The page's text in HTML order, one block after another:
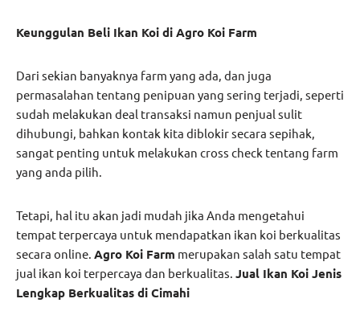
Keunggulan Beli Ikan Koi di Agro Koi Farm
Dari sekian banyaknya farm yang ada, dan juga
permasalahan tentang penipuan yang sering terjadi, seperti
sudah melakukan deal transaksi namun penjual sulit
dihubungi, bahkan kontak kita diblokir secara sepihak,
sangat penting untuk melakukan cross check tentang farm
yang anda pilih.
Tetapi, hal itu akan jadi mudah jika Anda mengetahui
tempat terpercaya untuk mendapatkan ikan koi berkualitas
secara online. Agro Koi Farm merupakan salah satu tempat
jual ikan koi terpercaya dan berkualitas. Jual Ikan Koi Jenis
Lengkap Berkualitas di Cimahi